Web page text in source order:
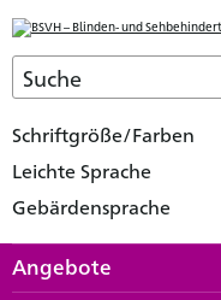
Schriftgröße/Farben
Leichte Sprache
Gebärdensprache
Angebote